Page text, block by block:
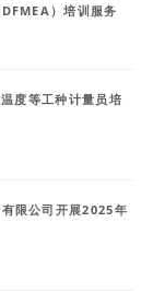
）培训服务
度等工种计量员培
限公司开展2025年